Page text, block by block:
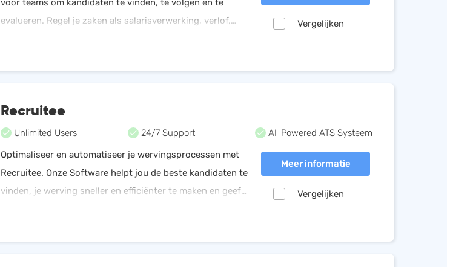
voor teams om kandidaten te vinden, te volgen en te
evalueren. Regel je zaken als salarisverwerking, verlof,
Vergelijken
Recruitee
Unlimited Users 24/7 Support
AI-Powered ATS Systeem
Optimaliseer en automatiseer je wervingsprocessen met
Recruitee. Onze Software helpt jou de beste kandidaten te
vinden, je werving sneller en efficiënter te maken en geeft
Meer informatie
Vergelijken